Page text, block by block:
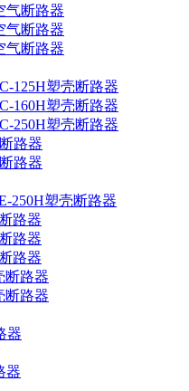
气断路器
气断路器
气断路器
125H塑壳断路器
160H塑壳断路器
250H塑壳断路器
路器
路器
250H塑壳断路器
路器
路器
路器
断路器
断路器
器
器